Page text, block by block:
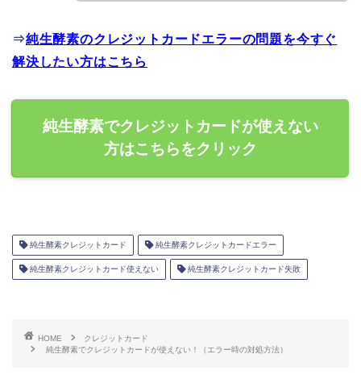
⇒純生酵素のクレジットカードエラーの問題を今すぐ
解決したい方はこちら
純生酵素でクレジットカードが使えない
方はこちらをクリック
純生酵素クレジットカード 純生酵素クレジットカードエラー
純生酵素クレジットカード使えない 純生酵素クレジットカード失敗
HOME
クレジットカード
純生酵素でクレジットカードが使えない！（エラー時の対処方法）